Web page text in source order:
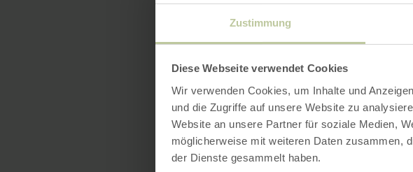
Zustimmung
Diese Webseite verwendet Cookies
Wir verwenden Cookies, um Inhalte und
und die Zugriffe auf unsere Website zu
Website an unsere Partner für soziale Medien,
möglicherweise mit weiteren Daten zusammen,
der Dienste gesammelt haben.